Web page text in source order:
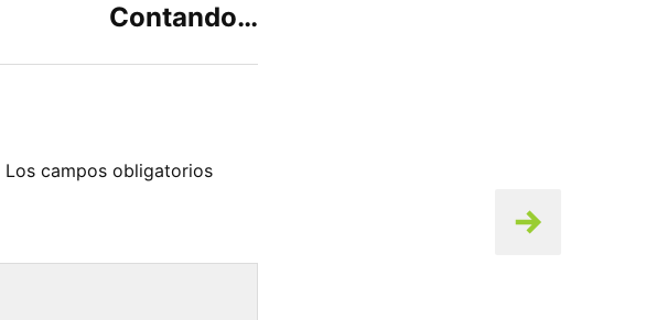
Contando…
Los campos obligatorios